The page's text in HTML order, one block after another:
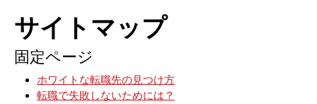
サイトマップ
固定ページ
ホワイトな転職先の見つけ方
転職で失敗しないためには？